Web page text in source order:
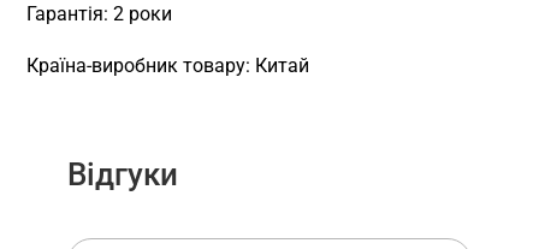
Гарантія: 2 роки
Країна-виробник товару: Китай
Відгуки